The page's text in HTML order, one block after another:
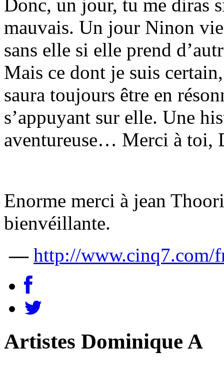
Donc, un jour, tu me diras
mauvais. Un jour Ninon
sans elle si elle prend
Mais ce dont je suis
saura toujours être en
s’appuyant sur elle. Une
aventureuse… Merci à toi,
Enorme merci à jean
bienvéillante.
— http://www.cinq7.com/
Artistes Dominique A